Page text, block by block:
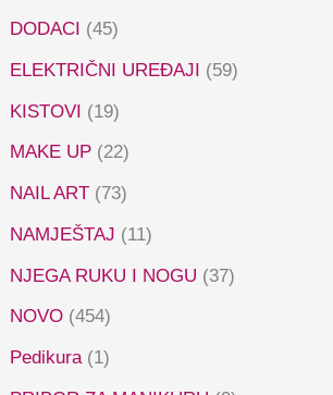
DODACI (45)
ELEKTRIČNI UREĐAJI (59)
KISTOVI (19)
MAKE UP (22)
NAIL ART (73)
NAMJEŠTAJ (11)
NJEGA RUKU I NOGU (37)
NOVO (454)
Pedikura (1)